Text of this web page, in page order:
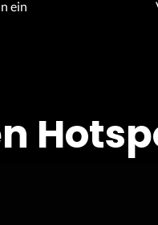
ein